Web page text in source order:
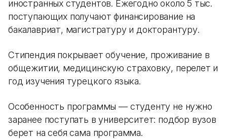
иностранных студентов. Ежегодно около 5 тыс.
поступающих получают финансирование на
бакалавриат, магистратуру и докторантуру.
Стипендия покрывает обучение, проживание в
общежитии, медицинскую страховку, перелет и
год изучения турецкого языка.
Особенность программы — студенту не нужно
заранее поступать в университет: подбор вузов
берет на себя сама программа.